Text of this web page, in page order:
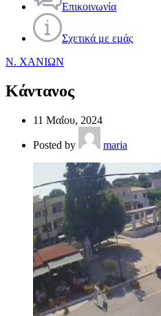
Επικοινωνία
Σχετικά με εμάς
Ν. ΧΑΝΙΩΝ
Κάντανος
11 Μαΐου, 2024
Posted by maria